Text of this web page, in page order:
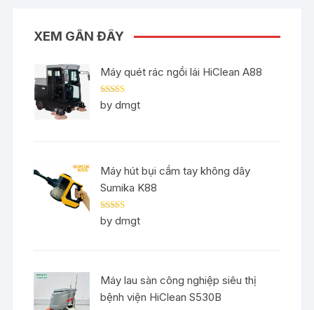
XEM GẦN ĐÂY
Máy quét rác ngồi lái HiClean A88
Rated5out
of 5
by dmgt
Máy hút bụi cầm tay không dây
Sumika K88
Rated5out
of 5
by dmgt
Máy lau sàn công nghiệp siêu thị
bệnh viện HiClean S530B